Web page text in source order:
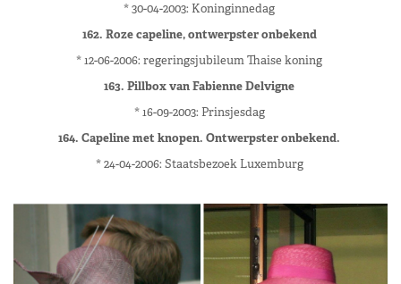
* 30-04-2003: Koninginnedag
162. Roze capeline, ontwerpster onbekend
* 12-06-2006: regeringsjubileum Thaise koning
163. Pillbox van Fabienne Delvigne
* 16-09-2003: Prinsjesdag
164. Capeline met knopen. Ontwerpster onbekend.
* 24-04-2006: Staatsbezoek Luxemburg